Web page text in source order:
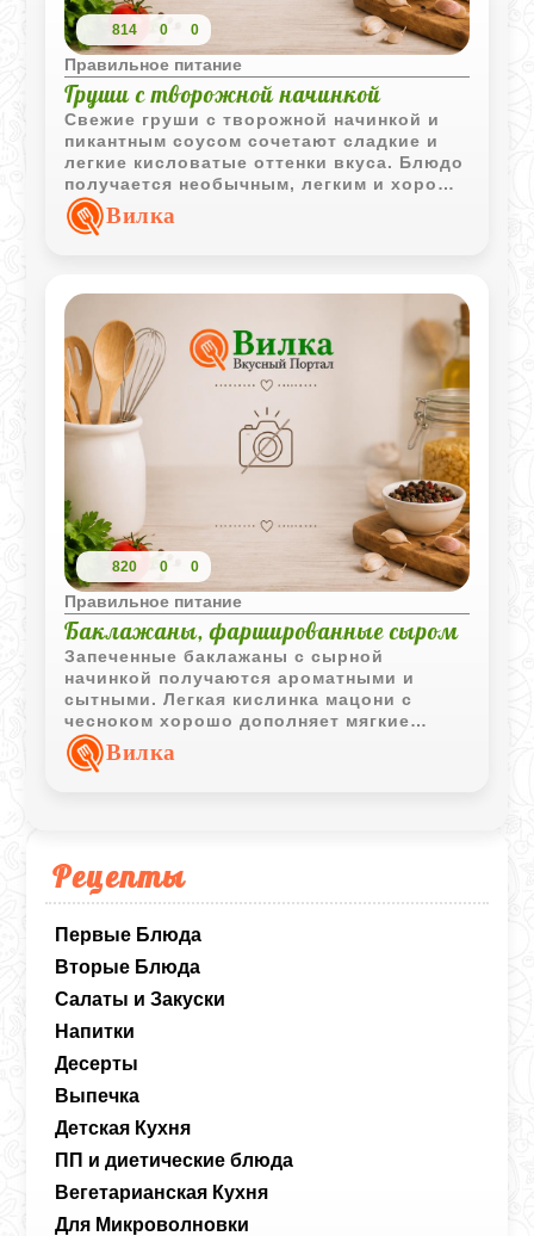
Рецепты
Первые Блюда
Вторые Блюда
Салаты и Закуски
Напитки
Десерты
Выпечка
Детская Кухня
ПП и диетические блюда
Вегетарианская Кухня
Для Микроволновки
814 0 0
Правильное питание
Груши с творожной начинкой
Свежие груши с творожной начинкой и
пикантным соусом сочетают сладкие и
легкие кисловатые оттенки вкуса. Блюдо
получается необычным, легким и хорошо
подходит для холодной подачи.
Вилка
820 0 0
Правильное питание
Баклажаны, фаршированные сыром
Запеченные баклажаны с сырной
начинкой получаются ароматными и
сытными. Легкая кислинка мацони с
чесноком хорошо дополняет мягкие
овощи и расплавленный сыр.
Вилка